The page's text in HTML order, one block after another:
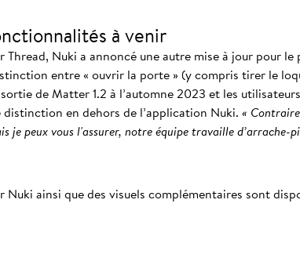
à venir
Thread, Nuki a annoncé une autre mise à jour pour
entre « ouvrir la porte » (y compris tirer le
de Matter 1.2 à l’automne 2023 et les
en dehors de l’application Nuki. «
je peux vous l'assurer, notre équipe travaille
ainsi que des visuels complémentaires sont